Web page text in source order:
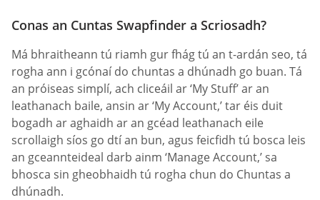
Conas an Cuntas Swapfinder a Scriosadh?
Má bhraitheann tú riamh gur fhág tú an t-ardán seo, tá
rogha ann i gcónaí do chuntas a dhúnadh go buan. Tá
an próiseas simplí, ach cliceáil ar ‘My Stuff’ ar an
leathanach baile, ansin ar ‘My Account,’ tar éis duit
bogadh ar aghaidh ar an gcéad leathanach eile
scrollaigh síos go dtí an bun, agus feicfidh tú bosca leis
an gceannteideal darb ainm ‘Manage Account,’ sa
bhosca sin gheobhaidh tú rogha chun do Chuntas a
dhúnadh.